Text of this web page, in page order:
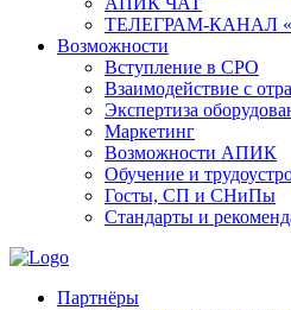
ТЕЛЕГРАМ-КАНАЛ
Возможности
Вступление в СРО
Взаимодействие с
Экспертиза
Маркетинг
Возможности АПИК
Обучение и
Госты, СП и СНиПы
Стандарты и
Партнёры